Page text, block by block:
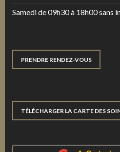
Samedi de 09h30 à 18h00 sans
PRENDRE RENDEZ-VOUS
TÉLÉCHARGER LA CARTE DES